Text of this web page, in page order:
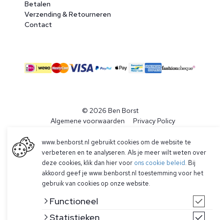
Betalen
Verzending & Retourneren
Contact
© 2026 Ben Borst
Algemene voorwaarden Privacy Policy
www.benborst.nl gebruikt cookies om de website te
verbeteren en te analyseren. Als je meer wilt weten over
deze cookies, klik dan hier voor ons cookie beleid. Bij
akkoord geef je www.benborst.nl toestemming voor het
gebruik van cookies op onze website.
Functioneel
Statistieken